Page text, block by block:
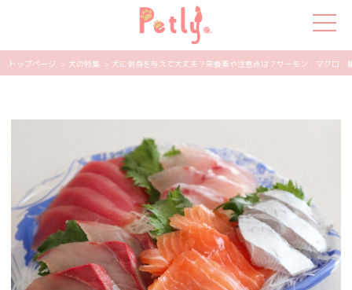
ペット用品
飼い主さんの悩み
ペットの気持ち
知って得する
トップページ > 犬の特集 > 犬に刺身を与えて大丈夫？栄養素や注意点は？サーモン・マグロ・